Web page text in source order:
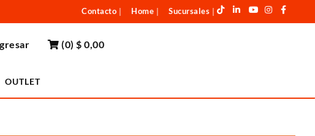
Contacto Home Sucursales
(0)$ 0,00
OUTLET